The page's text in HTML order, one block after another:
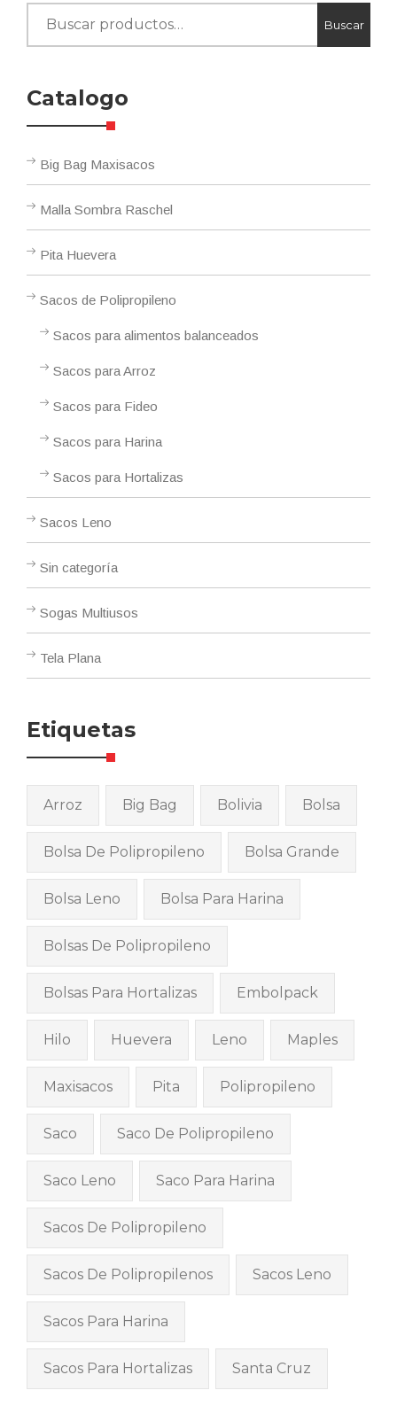
Buscar
Catalogo
Big Bag Maxisacos
Malla Sombra Raschel
Pita Huevera
Sacos de Polipropileno
Sacos para alimentos balanceados
Sacos para Arroz
Sacos para Fideo
Sacos para Harina
Sacos para Hortalizas
Sacos Leno
Sin categoría
Sogas Multiusos
Tela Plana
Etiquetas
Arroz Big Bag Bolivia Bolsa
Bolsa De Polipropileno Bolsa Grande
Bolsa Leno Bolsa Para Harina
Bolsas De Polipropileno
Bolsas Para Hortalizas Embolpack
Hilo Huevera Leno Maples
Maxisacos Pita Polipropileno
Saco Saco De Polipropileno
Saco Leno Saco Para Harina
Sacos De Polipropileno
Sacos De Polipropilenos Sacos Leno
Sacos Para Harina
Sacos Para Hortalizas Santa Cruz